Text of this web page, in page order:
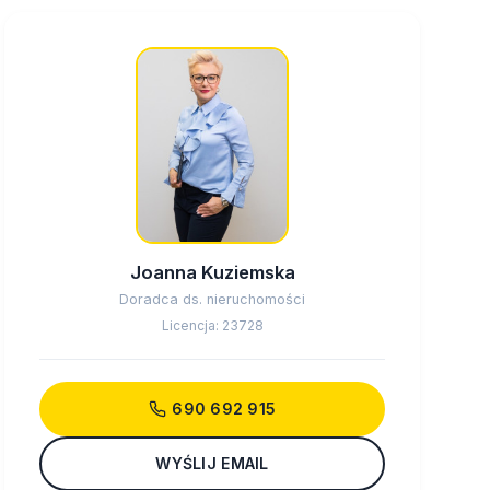
Joanna Kuziemska
Doradca ds. nieruchomości
Licencja: 23728
690 692 915
WYŚLIJ EMAIL